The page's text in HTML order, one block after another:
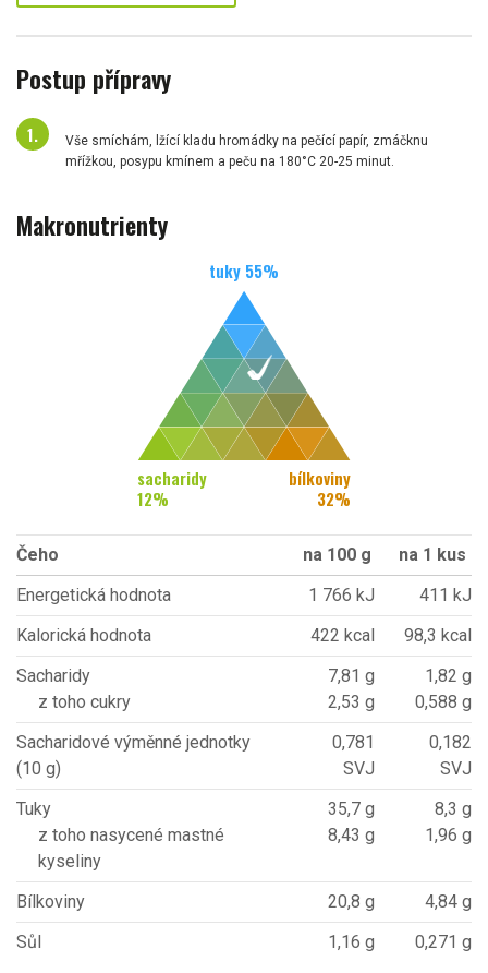
Postup přípravy
Vše smíchám, lžící kladu hromádky na pečící papír, zmáčknu
mřížkou, posypu kmínem a peču na 180°C 20-25 minut.
Makronutrienty
tuky 55%
sacharidy
12%
bílkoviny
32%
Čeho na 100 g
na 1 kus
Energetická hodnota
1 766 kJ
411 kJ
Kalorická hodnota
422 kcal
98,3 kcal
Sacharidy
z toho cukry
7,81 g
2,53 g
1,82 g
0,588 g
Sacharidové výměnné jednotky
(10 g)
0,781
SVJ
0,182
SVJ
Tuky
z toho nasycené mastné
kyseliny
35,7 g
8,43 g
8,3 g
1,96 g
Bílkoviny 20,8 g
4,84 g
Sůl
1,16 g 0,271 g